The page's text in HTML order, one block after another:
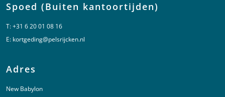
Spoed (Buiten kantoortijden)
T:+31 6 20 01 08 16
E: kortgeding@pelsrijcken.nl
Adres
New Babylon